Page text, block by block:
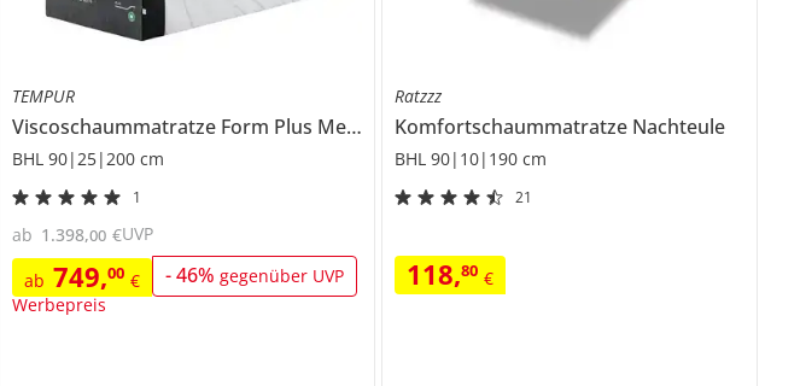
TEMPUR
Viscoschaummatratze Form Plus Medium
BHL 90|25|200 cm
1
ab 749,00 € -46% gegenüber UVP
Werbepreis
ab 1.398,00 €UVP
Ratzzz
Komfortschaummatratze Nachteule
BHL 90|10|190 cm
21
118,80 €